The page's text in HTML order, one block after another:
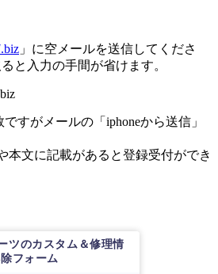
」に空メールを送信してくださ
と入力の手間が省けます。
すがメールの「iphoneから送信」
本文に記載があると登録受付ができ
ツのカスタム＆修理情
フォーム